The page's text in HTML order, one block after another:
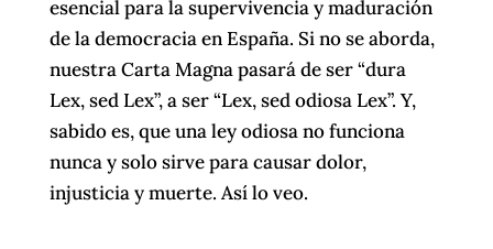
esencial para la supervivencia y maduración
de la democracia en España. Si no se aborda,
nuestra Carta Magna pasará de ser “dura
Lex, sed Lex”, a ser “Lex, sed odiosa Lex”. Y,
sabido es, que una ley odiosa no funciona
nunca y solo sirve para causar dolor,
injusticia y muerte. Así lo veo.